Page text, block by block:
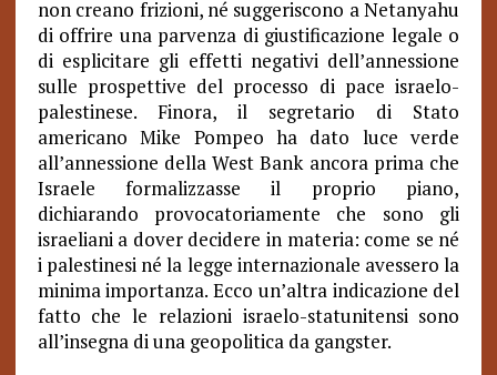
non creano frizioni, né suggeriscono a Netanyahu
di offrire una parvenza di giustificazione legale o
di esplicitare gli effetti negativi dell’annessione
sulle prospettive del processo di pace israelo-
palestinese. Finora, il segretario di Stato
americano Mike Pompeo ha dato luce verde
all’annessione della West Bank ancora prima che
Israele formalizzasse il proprio piano,
dichiarando provocatoriamente che sono gli
israeliani a dover decidere in materia: come se né
i palestinesi né la legge internazionale avessero la
minima importanza. Ecco un’altra indicazione del
fatto che le relazioni israelo-statunitensi sono
all’insegna di una geopolitica da gangster.